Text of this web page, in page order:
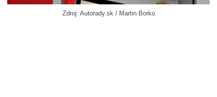
Zdroj: Autorady.sk / Martin Borko